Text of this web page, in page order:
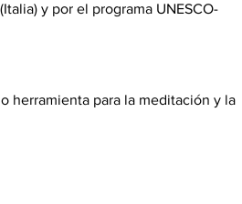
y por el programa UNESCO-
herramienta para la meditación y la